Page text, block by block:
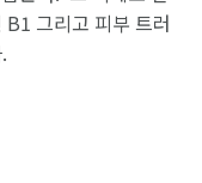
그리고 피부 트러